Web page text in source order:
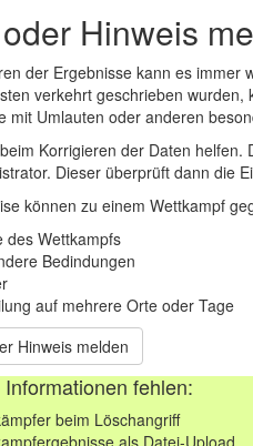
Hinweis
der Ergebnisse kann es
verkehrt geschrieben
mit Umlauten oder anderen
Korrigieren der Daten
Dieser überprüft dann die
können zu einem Wettkampf
des Wettkampfs
Bedindungen
auf mehrere Orte oder Tage
Hinweis melden
fehlen:
beim Löschangriff
als Datei-Upload